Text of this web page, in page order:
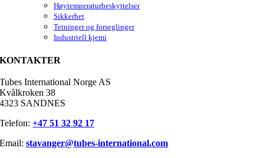
Høytemperaturbeskyttelser
Sikkerhet
Tetninger og forseglinger
Industriell kjemi
KONTAKTER
Tubes International Norge AS
Kvålkroken 38
4323 SANDNES
Telefon:+47 51 32 92 17
Email:stavanger@tubes-international.com